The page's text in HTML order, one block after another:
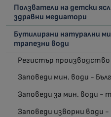
Ползватели на детски
здравни медиатори
Бутилирани натурални
трапезни води
Регистър
Заповеди мин. води -
Заповеди за мин. води -
Заповеди изворни води -